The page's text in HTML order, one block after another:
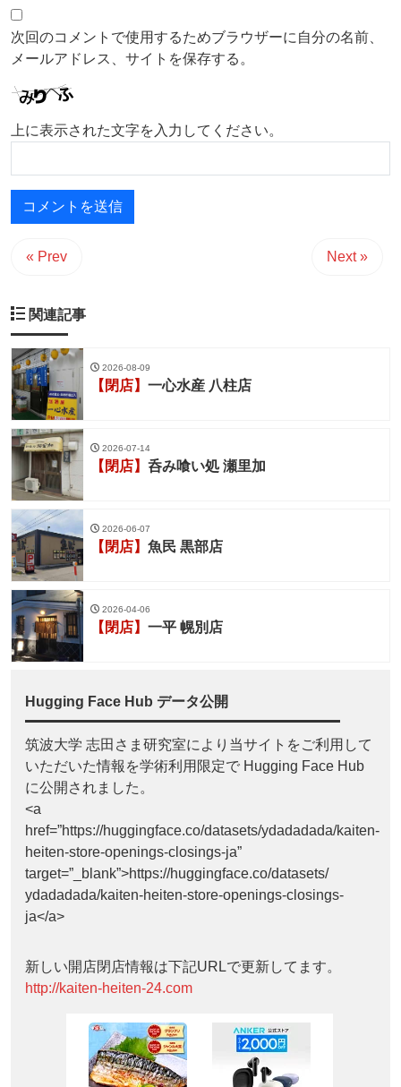
次回のコメントで使用するためブラウザーに自分の名前、
メールアドレス、サイトを保存する。
上に表示された文字を入力してください。
« Prev Next »
関連記事
2026-08-09
【閉店】 一心水産 八柱店
2026-07-14
【閉店】 呑み喰い処 瀬里加
2026-06-07
【閉店】 魚民 黒部店
2026-04-06
【閉店】 一平 幌別店
Hugging Face Hub データ公開
筑波大学 志田さま研究室により当サイトをご利用して
いただいた情報を学術利用限定で Hugging Face Hub
に公開されました。
<a
href=”https://huggingface.co/datasets/ydadadada/kaiten-
heiten-store-openings-closings-ja”
target=”_blank”>https://huggingface.co/datasets/
ydadadada/kaiten-heiten-store-openings-closings-
ja</a>
新しい開店閉店情報は下記URLで更新してます。
http://kaiten-heiten-24.com